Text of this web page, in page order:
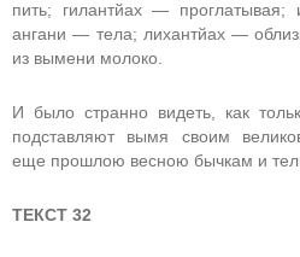
пить; гилантйах —
ангани — тела; лихантйах —
из вымени молоко.
И было странно видеть, как
подставляют вымя своим
еще прошлою весною бычкам и
ТЕКСТ 32